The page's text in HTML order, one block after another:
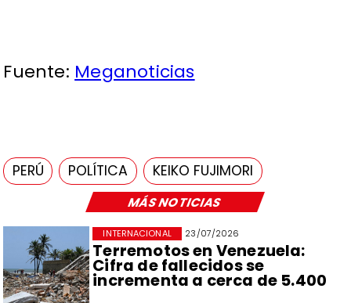
MÁS NOTICIAS
23/07/2026
Terremotos en Venezuela:
Cifra de fallecidos se
incrementa a cerca de 5.400
INTERNACIONAL
Fuente: Meganoticias
PERÚ POLÍTICA KEIKO FUJIMORI